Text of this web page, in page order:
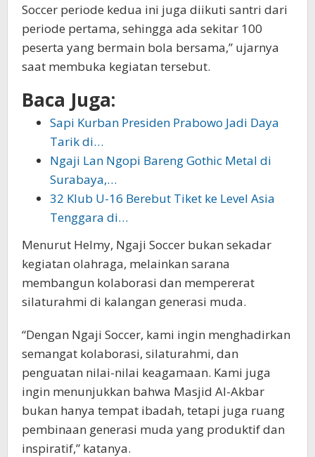
Soccer periode kedua ini juga diikuti santri dari
periode pertama, sehingga ada sekitar 100
peserta yang bermain bola bersama,” ujarnya
saat membuka kegiatan tersebut.
Baca Juga:
Sapi Kurban Presiden Prabowo Jadi Daya
Tarik di…
Ngaji Lan Ngopi Bareng Gothic Metal di
Surabaya,…
32 Klub U-16 Berebut Tiket ke Level Asia
Tenggara di…
Menurut Helmy, Ngaji Soccer bukan sekadar
kegiatan olahraga, melainkan sarana
membangun kolaborasi dan mempererat
silaturahmi di kalangan generasi muda.
“Dengan Ngaji Soccer, kami ingin menghadirkan
semangat kolaborasi, silaturahmi, dan
penguatan nilai-nilai keagamaan. Kami juga
ingin menunjukkan bahwa Masjid Al-Akbar
bukan hanya tempat ibadah, tetapi juga ruang
pembinaan generasi muda yang produktif dan
inspiratif,” katanya.